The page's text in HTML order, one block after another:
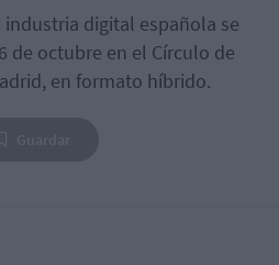
industria digital española se
de octubre en el Círculo de
en formato híbrido.